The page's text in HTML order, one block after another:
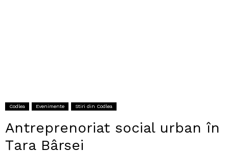
Codlea Evenimente Stiri din Codlea
Antreprenoriat social urban în
Țara Bârsei